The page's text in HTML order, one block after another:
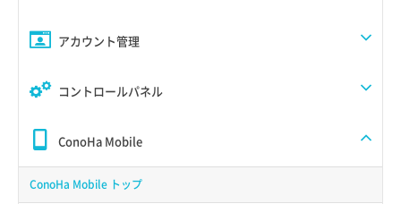
アカウント管理
コントロールパネル
ConoHa Mobile
ConoHa Mobile トップ